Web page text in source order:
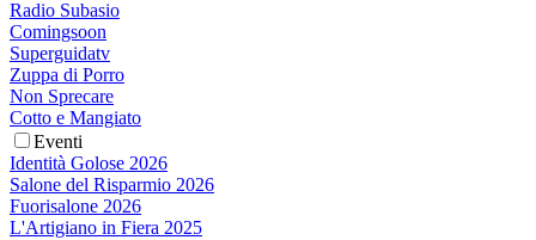
Radio Subasio
Comingsoon
Superguidatv
Zuppa di Porro
Non Sprecare
Cotto e Mangiato
Eventi
Identità Golose 2026
Salone del Risparmio 2026
Fuorisalone 2026
L'Artigiano in Fiera 2025